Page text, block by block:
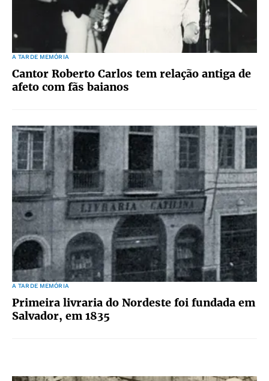
A TARDE MEMÓRIA
Cantor Roberto Carlos tem relação antiga de
afeto com fãs baianos
A TARDE MEMÓRIA
Primeira livraria do Nordeste foi fundada em
Salvador, em 1835